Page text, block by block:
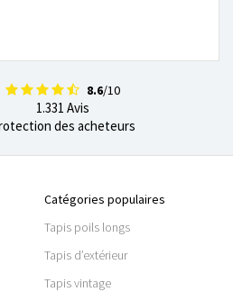
8.6/10
1.331 Avis
des acheteurs
Catégories populaires
Tapis poils longs
Tapis d’extérieur
Tapis vintage